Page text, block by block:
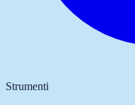
Strumenti